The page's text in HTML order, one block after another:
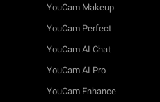
YouCam Makeup
YouCam Perfect
YouCam AI Chat
YouCam AI Pro
YouCam Enhance